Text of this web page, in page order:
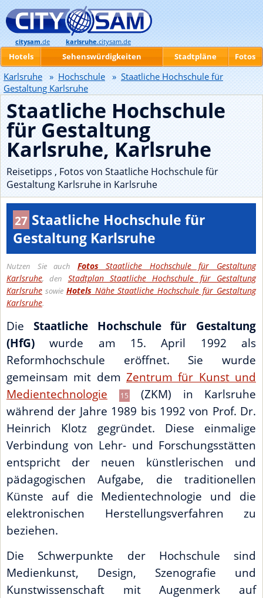
Staatliche Hochschule
für Gestaltung
Karlsruhe, Karlsruhe
Reisetipps , Fotos von Staatliche Hochschule für
Gestaltung Karlsruhe in Karlsruhe
27 Staatliche Hochschule für
Gestaltung Karlsruhe
Nutzen Sie auch FotosStaatliche Hochschule für Gestaltung
Karlsruhe, den Stadtplan Staatliche Hochschule für Gestaltung
Karlsruhe sowie HotelsNähe Staatliche Hochschule für Gestaltung
Karlsruhe.
Die Staatliche Hochschule für Gestaltung
(HfG) wurde am 15. April 1992 als
Reformhochschule eröffnet. Sie wurde
gemeinsam mit dem Zentrum für Kunst und
Medientechnologie
15(ZKM) in Karlsruhe
während der Jahre 1989 bis 1992 von Prof. Dr.
Heinrich Klotz gegründet. Diese einmalige
Verbindung von Lehr- und Forschungsstätten
entspricht der neuen künstlerischen und
pädagogischen Aufgabe, die traditionellen
Künste auf die Medientechnologie und die
elektronischen Herstellungsverfahren zu
beziehen.
Die Schwerpunkte der Hochschule sind
Medienkunst, Design, Szenografie und
Kunstwissenschaft mit Augenmerk auf
citysam.de karlsruhe.citysam.de
Hotels Sehenswürdigkeiten Stadtpläne Fotos
Karlsruhe » Hochschule » Staatliche Hochschule für
Gestaltung Karlsruhe